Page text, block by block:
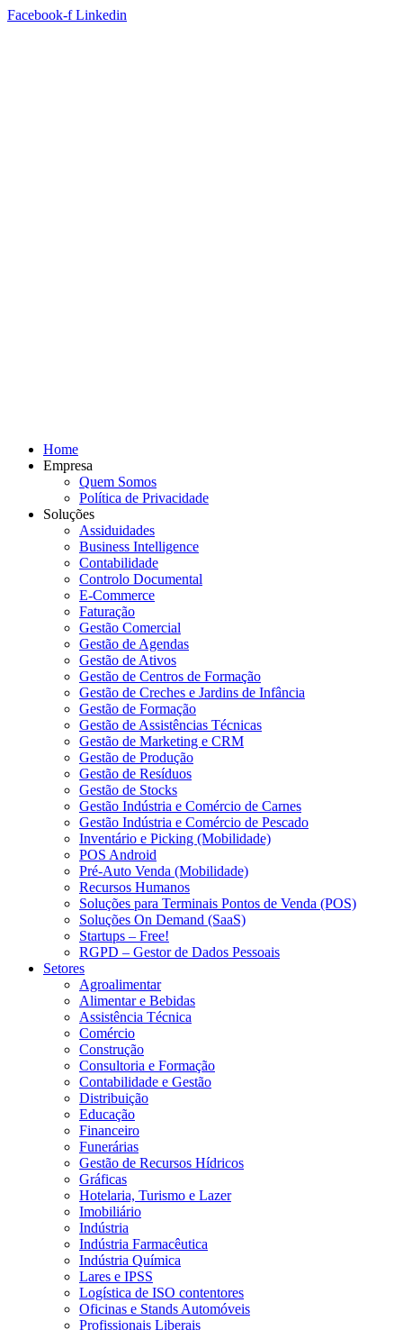
Facebook-f Linkedin
Home
Empresa
Quem Somos
Política de Privacidade
Soluções
Assiduidades
Business Intelligence
Contabilidade
Controlo Documental
E-Commerce
Faturação
Gestão Comercial
Gestão de Agendas
Gestão de Ativos
Gestão de Centros de Formação
Gestão de Creches e Jardins de Infância
Gestão de Formação
Gestão de Assistências Técnicas
Gestão de Marketing e CRM
Gestão de Produção
Gestão de Resíduos
Gestão de Stocks
Gestão Indústria e Comércio de Carnes
Gestão Indústria e Comércio de Pescado
Inventário e Picking (Mobilidade)
POS Android
Pré-Auto Venda (Mobilidade)
Recursos Humanos
Soluções para Terminais Pontos de Venda (POS)
Soluções On Demand (SaaS)
Startups – Free!
RGPD – Gestor de Dados Pessoais
Setores
Agroalimentar
Alimentar e Bebidas
Assistência Técnica
Comércio
Construção
Consultoria e Formação
Contabilidade e Gestão
Distribuição
Educação
Financeiro
Funerárias
Gestão de Recursos Hídricos
Gráficas
Hotelaria, Turismo e Lazer
Imobiliário
Indústria
Indústria Farmacêutica
Indústria Química
Lares e IPSS
Logística de ISO contentores
Oficinas e Stands Automóveis
Profissionais Liberais